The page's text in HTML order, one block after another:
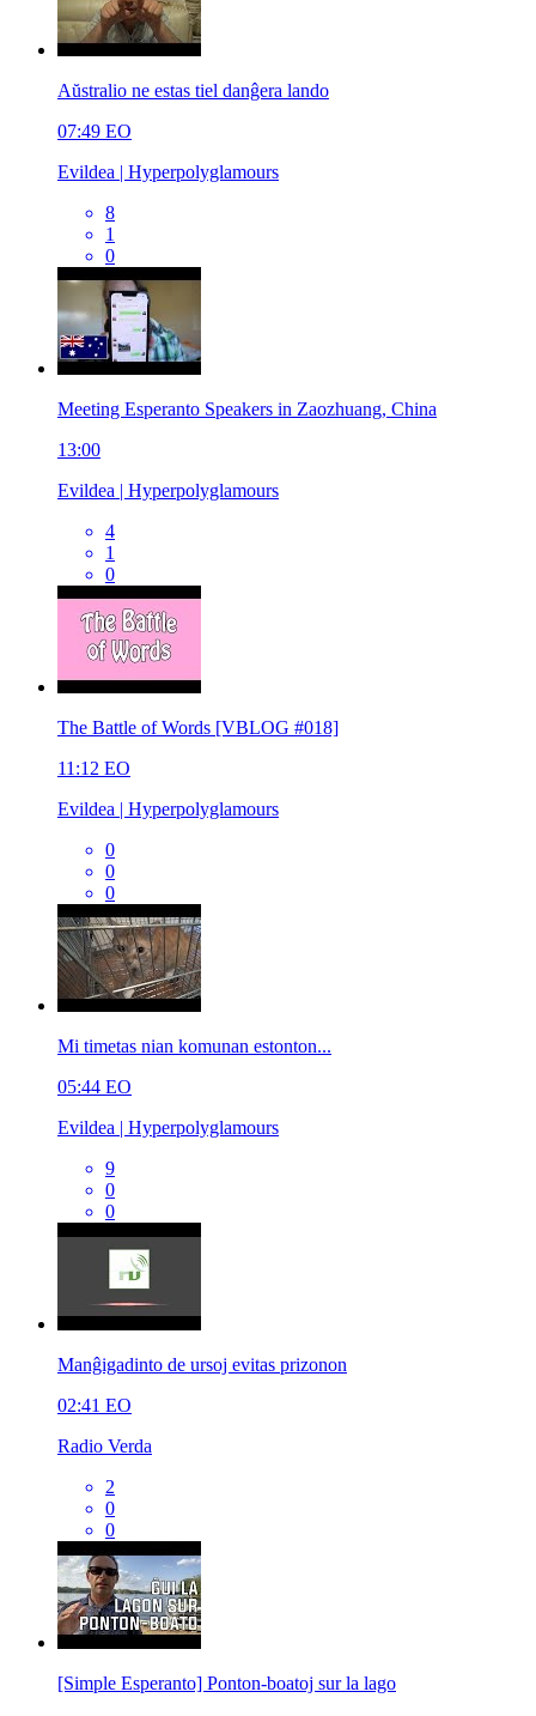
Aŭstralio ne estas tiel danĝera lando
07:49 EO
Evildea | Hyperpolyglamours
8
1
0
Meeting Esperanto Speakers in Zaozhuang, China
13:00
Evildea | Hyperpolyglamours
4
1
0
The Battle of Words [VBLOG #018]
11:12 EO
Evildea | Hyperpolyglamours
0
0
0
Mi timetas nian komunan estonton...
05:44 EO
Evildea | Hyperpolyglamours
9
0
0
Manĝigadinto de ursoj evitas prizonon
02:41 EO
Radio Verda
2
0
0
[Simple Esperanto] Ponton-boatoj sur la lago